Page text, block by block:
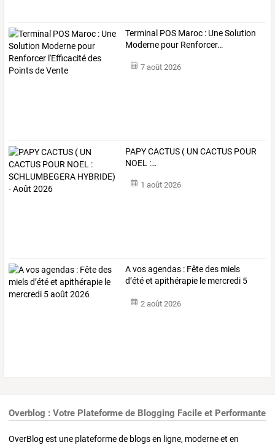
Terminal POS Maroc : UneSolution
Moderne pour Renforcer…
7 août 2026
PAPYCACTUS ( UN CACTUS POUR
NOEL :…
1 août 2026
A vos agendas : Fête des miels
d’été et apithérapie le mercredi 5
2 août 2026
Overblog : Votre Plateforme de Blogging Facile et Performante
OverBlog est une plateforme de blogs en ligne, moderne et en